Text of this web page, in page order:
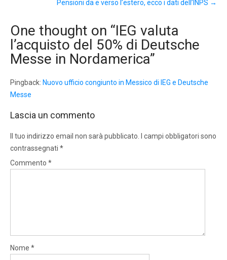
Pensioni da e verso l’estero, ecco i dati dell’INPS →
One thought on “IEG valuta
l’acquisto del 50% di Deutsche
Messe in Nordamerica”
Pingback: Nuovo ufficio congiunto in Messico di IEG e Deutsche
Messe
Lascia un commento
Il tuo indirizzo email non sarà pubblicato.
I campi obbligatori sono
contrassegnati *
Commento *
Nome *